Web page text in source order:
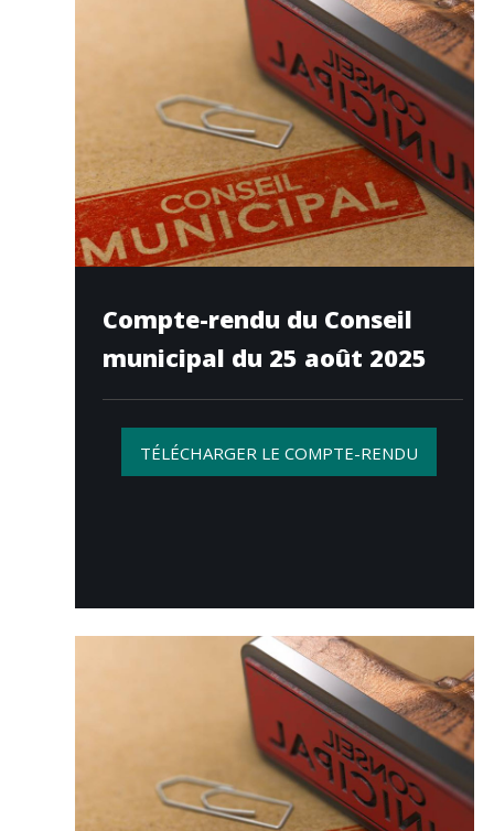
Compte-rendu du Conseil
municipal du 25 août 2025
TÉLÉCHARGER LE COMPTE-RENDU